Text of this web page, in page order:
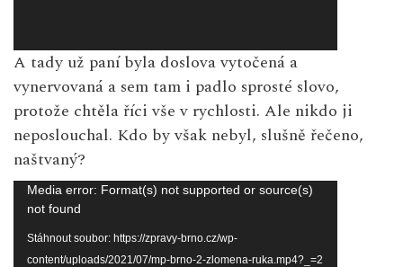
A tady už paní byla doslova vytočená a
vynervovaná a sem tam i padlo sprosté slovo,
protože chtěla říci vše v rychlosti. Ale nikdo ji
neposlouchal. Kdo by však nebyl, slušně řečeno,
naštvaný?
Video
přehrávač
Media error: Format(s) not supported or source(s)
not found
Stáhnout soubor: https://zpravy-brno.cz/wp-
content/uploads/2021/07/mp-brno-2-zlomena-ruka.mp4?_=2